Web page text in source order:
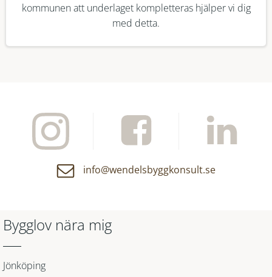
kommunen att underlaget kompletteras hjälper vi dig
med detta.
info@wendelsbyggkonsult.se
Bygglov nära mig
Jönköping